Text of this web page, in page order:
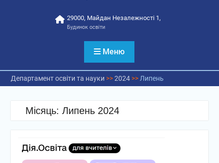
29000, Майдан Незалежності 1,
Будинок освіти
Меню
Департамент освіти та науки >>2024>> Липень
Місяць: Липень 2024